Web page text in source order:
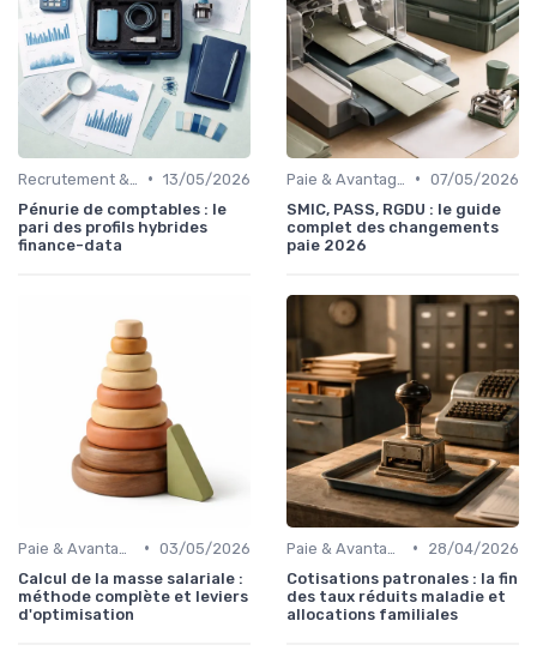
• 13/05/2026
Pénurie de comptables : le
pari des profils hybrides
finance-data
• 07/05/2026
SMIC, PASS, RGDU : le guide
complet des changements
paie 2026
• 03/05/2026
Calcul de la masse salariale :
méthode complète et leviers
d'optimisation
•
28/04/2026
Cotisations patronales : la fin
des taux réduits maladie et
allocations familiales